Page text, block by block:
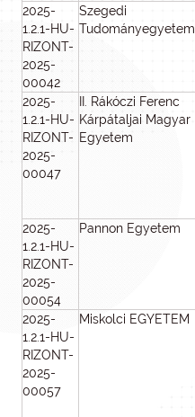
2025-
1.2.1-HU-
RIZONT-
2025-
00042
Szegedi
Tudományegyetem
2025-
1.2.1-HU-
RIZONT-
2025-
00047
II. Rákóczi Ferenc
Kárpátaljai Magyar
Egyetem
2025-
1.2.1-HU-
RIZONT-
2025-
00054
Pannon Egyetem
2025-
1.2.1-HU-
RIZONT-
2025-
00057
Miskolci EGYETEM